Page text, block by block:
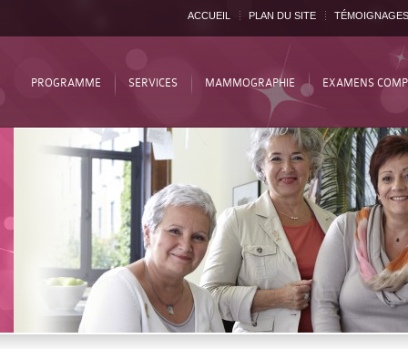
ACCUEIL PLAN DU SITE TÉMOIGNAGES
PROGRAMME SERVICES MAMMOGRAPHIE EXAMENS